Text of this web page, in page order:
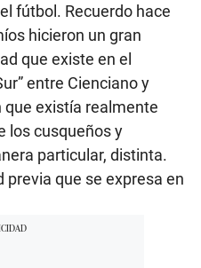
fútbol. Recuerdo hace
hicieron un gran
que existe en el
entre Cienciano y
existía realmente
los cusqueños y
particular, distinta.
previa que se expresa en